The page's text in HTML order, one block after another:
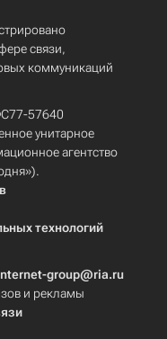
связи,
коммуникаций
57640
унитарное
агентство
технологий
group@ria.ru
и рекламы